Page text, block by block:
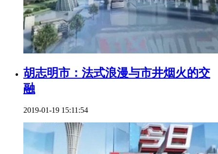
胡志明市：法式浪漫与市井烟火的交
融
2019-01-19 15:11:54